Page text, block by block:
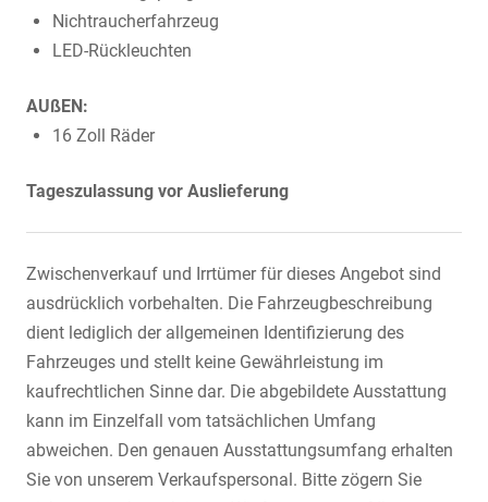
Nichtraucherfahrzeug
LED-Rückleuchten
AUßEN:
16 Zoll Räder
Tageszulassung vor Auslieferung
Zwischenverkauf und Irrtümer für dieses Angebot sind
ausdrücklich vorbehalten. Die Fahrzeugbeschreibung
dient lediglich der allgemeinen Identifizierung des
Fahrzeuges und stellt keine Gewährleistung im
kaufrechtlichen Sinne dar. Die abgebildete Ausstattung
kann im Einzelfall vom tatsächlichen Umfang
abweichen. Den genauen Ausstattungsumfang erhalten
Sie von unserem Verkaufspersonal. Bitte zögern Sie